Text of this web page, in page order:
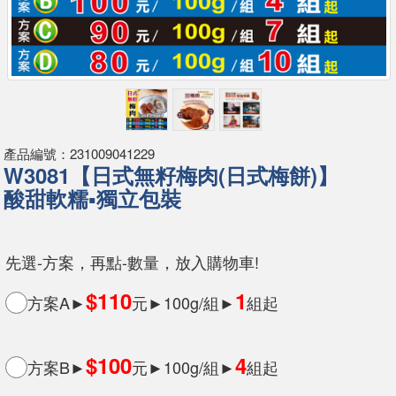
產品編號：231009041229
W3081【日式無籽梅肉(日式梅餅)】
酸甜軟糯▪獨立包裝
先選-方案，再點-數量，放入購物車!
方案A►$110元►100g/組►1組起
方案B►$100元►100g/組►4組起